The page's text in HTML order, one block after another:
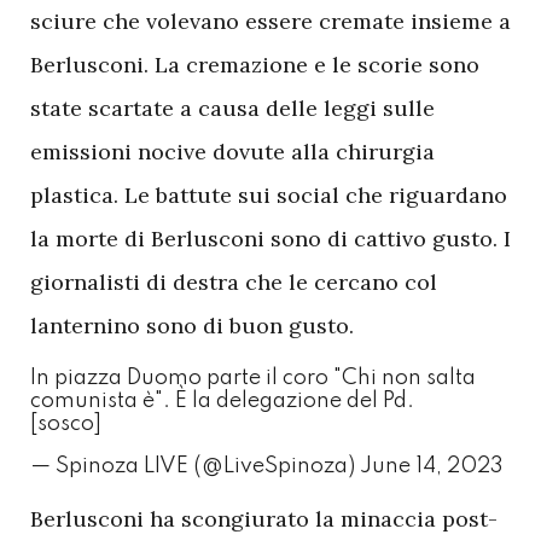
sciure che volevano essere cremate insieme a
Berlusconi. La cremazione e le scorie sono
state scartate a causa delle leggi sulle
emissioni nocive dovute alla chirurgia
plastica. Le battute sui social che riguardano
la morte di Berlusconi sono di cattivo gusto. I
giornalisti di destra che le cercano col
lanternino sono di buon gusto.
In piazza Duomo parte il coro "Chi non salta
comunista è". È la delegazione del Pd.
[sosco]
— Spinoza LIVE (@LiveSpinoza) June 14, 2023
Berlusconi ha scongiurato la minaccia post-